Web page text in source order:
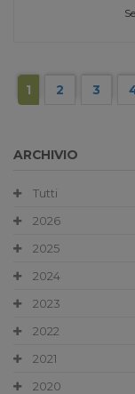
1 2 3
ARCHIVIO
Tutti
2026
2025
2024
2023
2022
2021
2020